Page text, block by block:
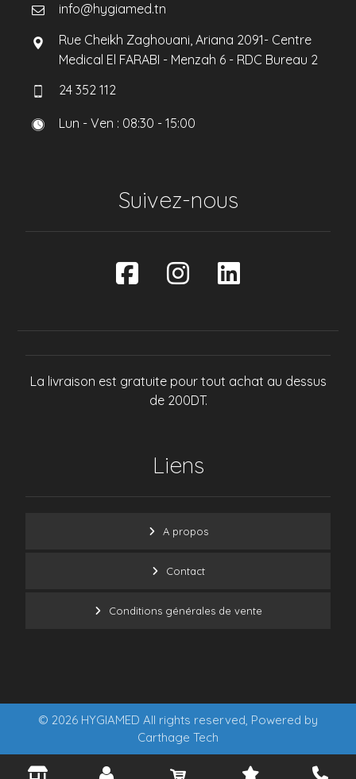
info@hygiamed.tn
Rue Cheikh Zaghouani, Ariana 2091- Centre
Medical El FARABI - Menzah 6 - RDC Bureau 2
24 352 112
Lun - Ven : 08:30 - 15:00
Suivez-nous
La livraison est gratuite pour tout achat au dessus
de 200DT.
Liens
A propos
Contact
Conditions générales de vente
© 2026 HYGIAMED All rights reserved, Powered by
Carthage Tech